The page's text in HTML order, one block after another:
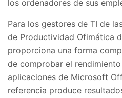
los ordenadores de sus
Para los gestores de TI de
de Productividad Ofimática
proporciona una forma
de comprobar el
aplicaciones de Microsoft
referencia produce